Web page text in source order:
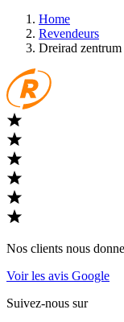
Home
Revendeurs
Dreirad zentrum
Nos clients nous
Voir les avis Google
Suivez-nous sur